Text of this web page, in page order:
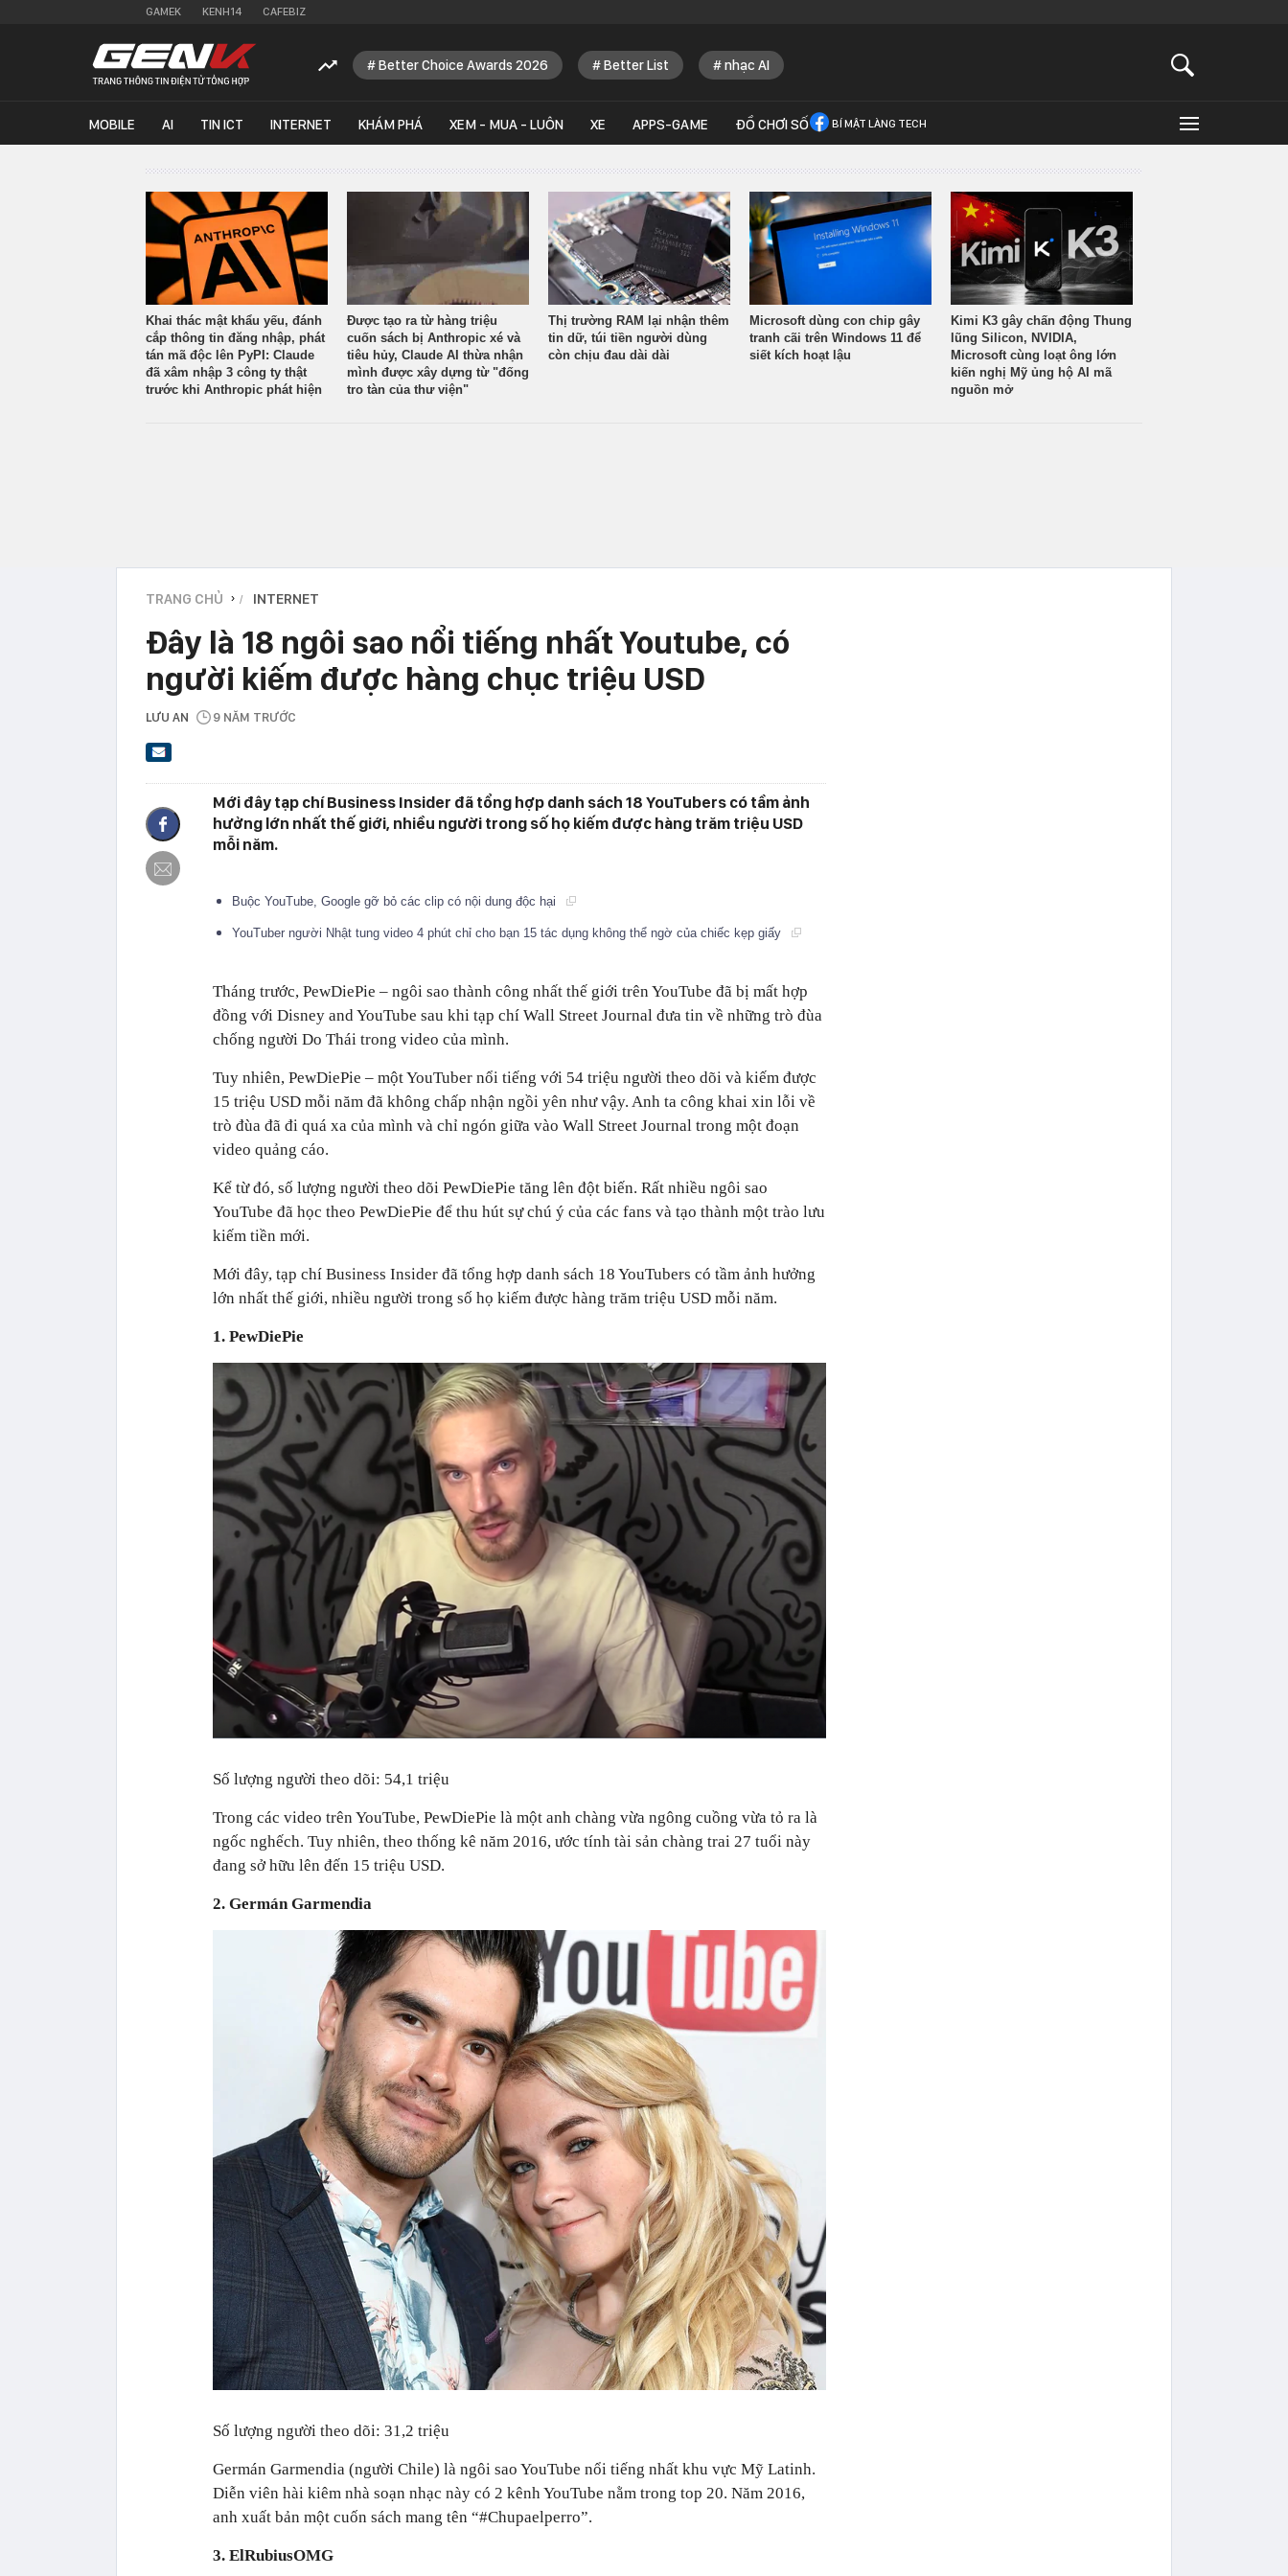
GAMEK KENH14 CAFEBIZ
Better Choice Awards 2026 Better List nhạc AI
MOBILE AI TIN ICT INTERNET KHÁM PHÁ XEM - MUA - LUÔN XE APPS-GAME ĐỒ CHƠI SỐ BÍ MẬT LÀNG TECH
Khai thác mật khẩu yếu, đánh
cắp thông tin đăng nhập, phát
tán mã độc lên PyPI: Claude
đã xâm nhập 3 công ty thật
trước khi Anthropic phát hiện
Được tạo ra từ hàng triệu
cuốn sách bị Anthropic xé và
tiêu hủy, Claude AI thừa nhận
mình được xây dựng từ "đống
tro tàn của thư viện"
Thị trường RAM lại nhận thêm
tin dữ, túi tiền người dùng
còn chịu đau dài dài
Microsoft dùng con chip gây
tranh cãi trên Windows 11 để
siết kích hoạt lậu
Kimi K3 gây chấn động Thung
lũng Silicon, NVIDIA,
Microsoft cùng loạt ông lớn
kiến nghị Mỹ ủng hộ AI mã
nguồn mở
TRANG CHỦ › INTERNET
Đây là 18 ngôi sao nổi tiếng nhất Youtube, có
người kiếm được hàng chục triệu USD
LƯU AN 9 NĂM TRƯỚC
Mới đây tạp chí Business Insider đã tổng hợp danh sách 18 YouTubers có tầm ảnh
hưởng lớn nhất thế giới, nhiều người trong số họ kiếm được hàng trăm triệu USD
mỗi năm.
Buộc YouTube, Google gỡ bỏ các clip có nội dung độc hại
YouTuber người Nhật tung video 4 phút chỉ cho bạn 15 tác dụng không thể ngờ của chiếc kẹp giấy
Tháng trước, PewDiePie – ngôi sao thành công nhất thế giới trên YouTube đã bị mất hợp
đồng với Disney and YouTube sau khi tạp chí Wall Street Journal đưa tin về những trò đùa
chống người Do Thái trong video của mình.
Tuy nhiên, PewDiePie – một YouTuber nổi tiếng với 54 triệu người theo dõi và kiếm được
15 triệu USD mỗi năm đã không chấp nhận ngồi yên như vậy. Anh ta công khai xin lỗi về
trò đùa đã đi quá xa của mình và chỉ ngón giữa vào Wall Street Journal trong một đoạn
video quảng cáo.
Kể từ đó, số lượng người theo dõi PewDiePie tăng lên đột biến. Rất nhiều ngôi sao
YouTube đã học theo PewDiePie để thu hút sự chú ý của các fans và tạo thành một trào lưu
kiếm tiền mới.
Mới đây, tạp chí Business Insider đã tổng hợp danh sách 18 YouTubers có tầm ảnh hưởng
lớn nhất thế giới, nhiều người trong số họ kiếm được hàng trăm triệu USD mỗi năm.
1. PewDiePie
Số lượng người theo dõi: 54,1 triệu
Trong các video trên YouTube, PewDiePie là một anh chàng vừa ngông cuồng vừa tỏ ra là
ngốc nghếch. Tuy nhiên, theo thống kê năm 2016, ước tính tài sản chàng trai 27 tuổi này
đang sở hữu lên đến 15 triệu USD.
2. Germán Garmendia
Số lượng người theo dõi: 31,2 triệu
Germán Garmendia (người Chile) là ngôi sao YouTube nổi tiếng nhất khu vực Mỹ Latinh.
Diễn viên hài kiêm nhà soạn nhạc này có 2 kênh YouTube nằm trong top 20. Năm 2016,
anh xuất bản một cuốn sách mang tên “#Chupaelperro”.
3. ElRubiusOMG